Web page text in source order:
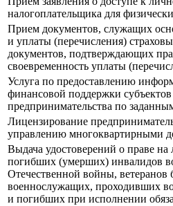
налогоплательщика для
Прием документов, служащих
и уплаты (перечисления)
документов, подтверждающих
своевременность уплаты
Услуга по предоставлению
финансовой поддержки
предпринимательства по
Лицензирование
управлению многоквартирными
Выдача удостоверений о праве на
погибших (умерших) инвалидов
Отечественной войны, ветеранов
военнослужащих, проходивших
и погибших при исполнении